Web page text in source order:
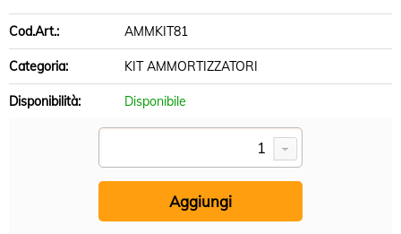
Cod.Art.: AMMKIT81
Categoria: KIT AMMORTIZZATORI
Disponibilità: Disponibile